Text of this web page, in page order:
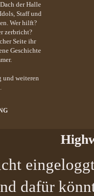
der Halle
Staff und
Wer hilft?
zerbricht?
Seite ihr
Geschichte
und weiteren
dafür